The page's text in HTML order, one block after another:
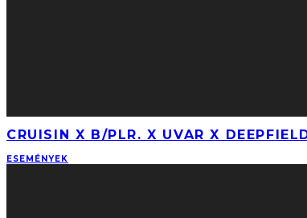
CRUISIN X B/PLR. X UVAR X
ESEMÉNYEK